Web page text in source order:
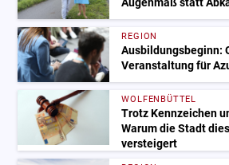
Augenmaß statt
REGION
Ausbildungsbeginn:
Veranstaltung für
WOLFENBÜTTEL
Trotz Kennzeichen
Warum die Stadt
versteigert